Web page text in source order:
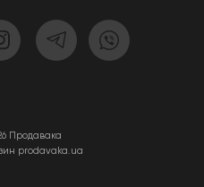
Продавака
prodavaka.ua